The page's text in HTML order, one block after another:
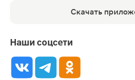
Скачать
Наши соцсети